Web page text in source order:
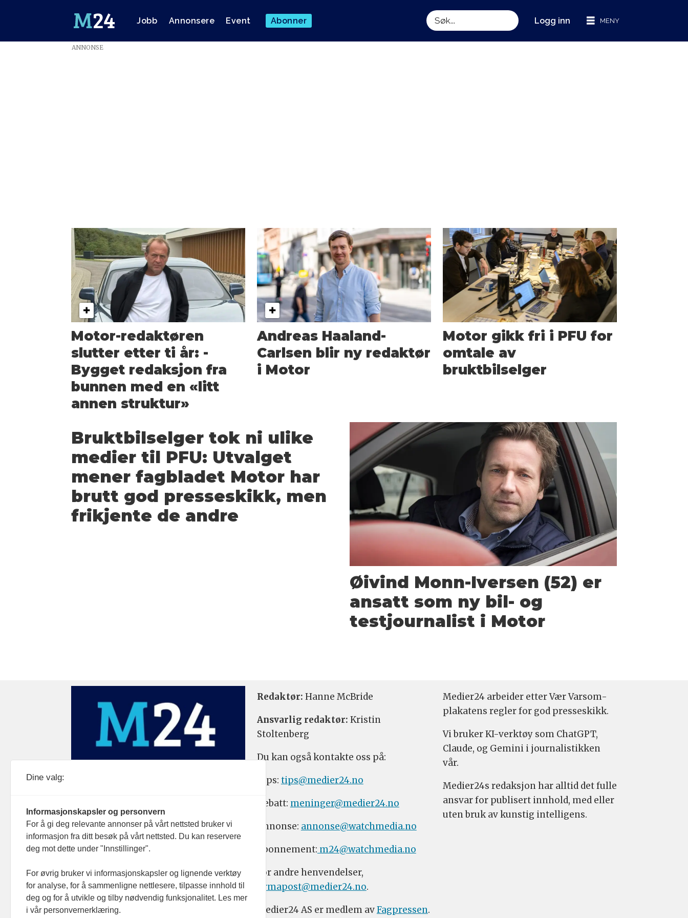
Jobb Annonsere Event Abonner
Søk
Logg inn
Emne:ANNONSE
Motor-redaktøren
slutter etter ti år: ­
Bygget redaksjon fra
bunnen med en «litt
annen struktur»
Andreas Haaland-
Carlsen blir ny redaktør
i Motor
Motor gikk fri i PFU for
omtale av
bruktbilselger
Bruktbilselger tok ni ulike
medier til PFU: Utvalget
mener fagbladet Motor har
brutt god presseskikk, men
frikjente de andre
Øivind Monn-Iversen (52) er
ansatt som ny bil- og
testjournalist i Motor
Redaktør: Hanne McBride
Ansvarlig redaktør: Kristin
Stoltenberg
Du kan også kontakte oss på:
Tips: tips@medier24.no
Debatt: meninger@medier24.no
Annonse: annonse@watchmedia.no
Abonnement: m24@watchmedia.no
For andre henvendelser,
firmapost@medier24.no.
Medier24 AS er medlem avFagpressen.
Medier24 arbeider etter Vær Varsom-
plakatens regler for god presseskikk.
Vi bruker KI-verktøy som ChatGPT,
Claude, og Gemini i journalistikken
vår.
Medier24s redaksjon har alltid det fulle
ansvar for publisert innhold, med eller
uten bruk av kunstig intelligens.
Dine valg:
Informasjonskapsler og personvern
For å gi deg relevante annonser på vårt nettsted bruker vi
informasjon fra ditt besøk på vårt nettsted. Du kan reservere
deg mot dette under "Innstillinger".
For øvrig bruker vi informasjonskapsler og lignende verktøy
for analyse, for å sammenligne nettlesere, tilpasse innhold til
deg og for å utvikle og tilby nødvendig funksjonalitet. Les mer
i vår personvernerklæring.